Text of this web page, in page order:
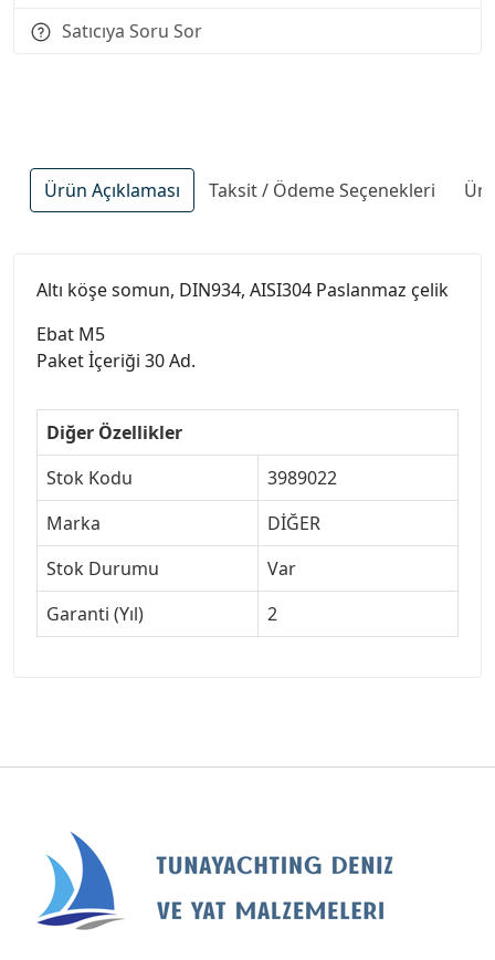
Satıcıya Soru Sor
Ürün Açıklaması Taksit / Ödeme Seçenekleri
Altı köşe somun, DIN934, AISI304 Paslanmaz çelik
Ebat M5
Paket İçeriği 30 Ad.
Diğer Özellikler
Stok Kodu
3989022
Marka
DİĞER
Stok Durumu
Var
Garanti (Yıl)
2